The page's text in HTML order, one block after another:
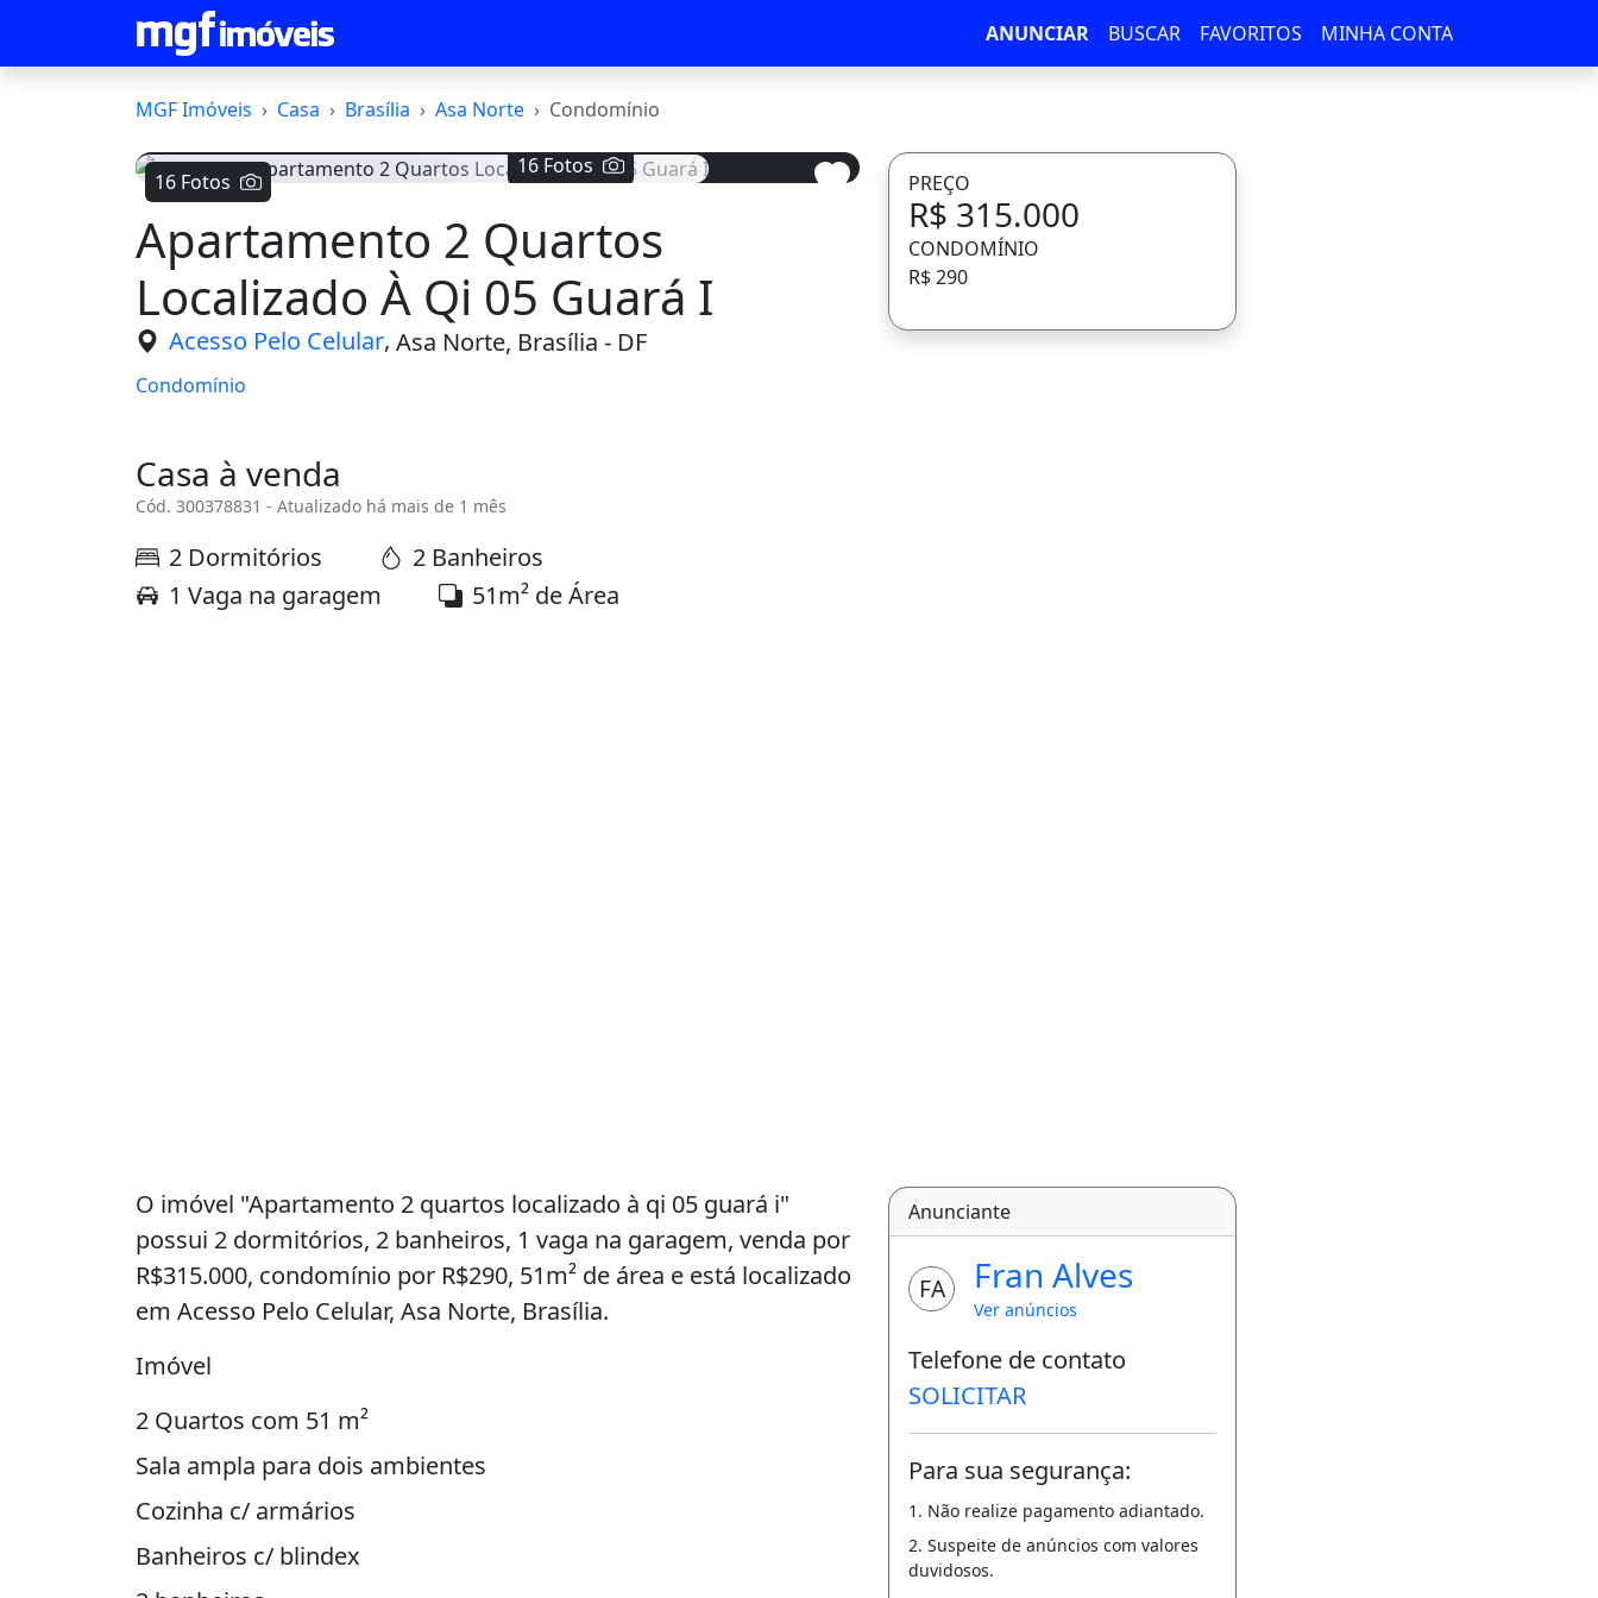
ANUNCIAR BUSCAR FAVORITOS MINHA CONTA
MGF Imóveis Casa Brasília Asa Norte Condomínio
16 Fotos
16 Fotos
Apartamento 2 Quartos
Localizado À Qi 05 Guará I
Acesso Pelo Celular, Asa Norte, Brasília - DF
Condomínio
Casa à venda
Cód. 300378831 - Atualizado há mais de 1 mês
2 Dormitórios
2 Banheiros
1 Vaga na garagem
51m² de Área
PREÇO
R$ 315.000
CONDOMÍNIO
R$ 290
O imóvel "Apartamento 2 quartos localizado à qi 05 guará i"
possui 2 dormitórios, 2 banheiros, 1 vaga na garagem, venda por
R$315.000, condomínio por R$290, 51m² de área e está localizado
em Acesso Pelo Celular, Asa Norte, Brasília.
Imóvel
2 Quartos com 51 m²
Sala ampla para dois ambientes
Cozinha c/ armários
Banheiros c/ blindex
Anunciante
FA Fran Alves
Ver anúncios
Telefone de contato
SOLICITAR
Para sua segurança:
1. Não realize pagamento adiantado.
2. Suspeite de anúncios com valores
duvidosos.